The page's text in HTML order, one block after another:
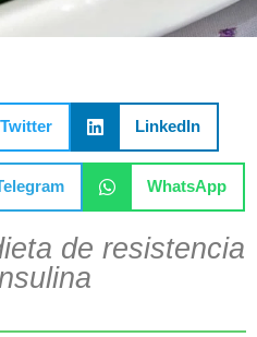
Twitter LinkedIn
WhatsApp
de resistencia